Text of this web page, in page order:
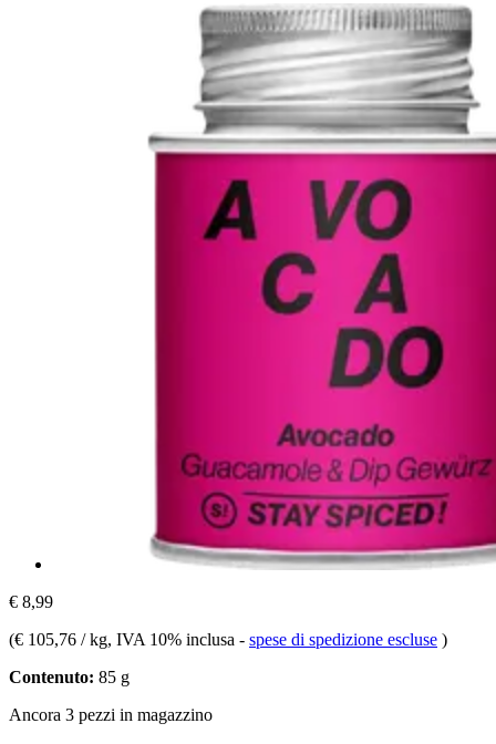
€ 8,99
(€ 105,76 / kg, IVA 10% inclusa - spese di spedizione escluse )
Contenuto: 85 g
Ancora 3 pezzi in magazzino